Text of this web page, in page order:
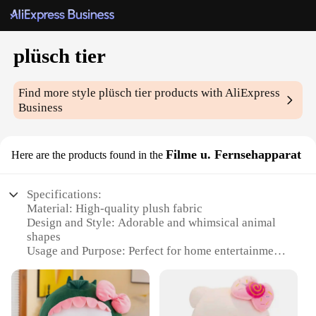
plüsch tier
Find more styleplüsch tier products with AliExpress
Business
Here are the products found in the Filme u. Fernsehapparat
Specifications:
Material: High-quality plush fabric
Design and Style: Adorable and whimsical animal
shapes
Usage and Purpose: Perfect for home entertainment
Performance and Property: Durable and soft to the
touch
Shape or Size or Weight or Quantity: Variety of